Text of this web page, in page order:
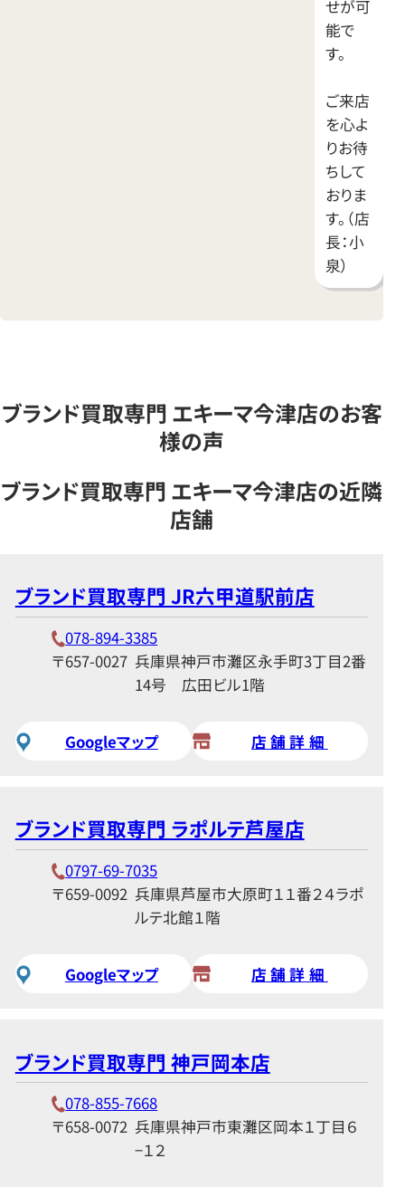
せが可
能で
す。
ご来店
を心よ
りお待
ちして
おりま
す。（店
長：小
泉）
ブランド買取専門 エキーマ今津店のお客
様の声
ブランド買取専門 エキーマ今津店の近隣
店舗
ブランド買取専門 JR六甲道駅前店
078-894-3385
〒657-0027 兵庫県神戸市灘区永手町3丁目2番
14号 広田ビル1階
Googleマップ 店舗詳細
ブランド買取専門 ラポルテ芦屋店
0797-69-7035
〒659-0092 兵庫県芦屋市大原町１１番２４ラポ
ルテ北館１階
Googleマップ 店舗詳細
ブランド買取専門 神戸岡本店
078-855-7668
〒658-0072 兵庫県神戸市東灘区岡本１丁目６
−１２